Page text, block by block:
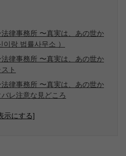
律事務所 〜真実は、あの世か
랑 법률사무소 ）
律事務所 〜真実は、あの世か
ト
律事務所 〜真実は、あの世か
レ注意な見どころ
示にする]